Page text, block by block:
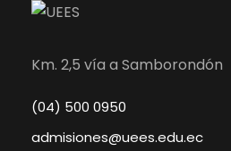
Km. 2,5 vía a Samborondón
(04) 500 0950
admisiones@uees.edu.ec